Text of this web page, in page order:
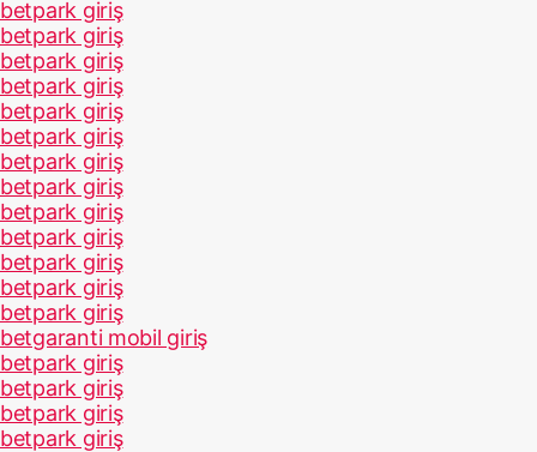
betpark giriş
betpark giriş
betpark giriş
betpark giriş
betpark giriş
betpark giriş
betpark giriş
betpark giriş
betpark giriş
betpark giriş
betpark giriş
betpark giriş
betpark giriş
betgaranti mobil giriş
betpark giriş
betpark giriş
betpark giriş
betpark giriş